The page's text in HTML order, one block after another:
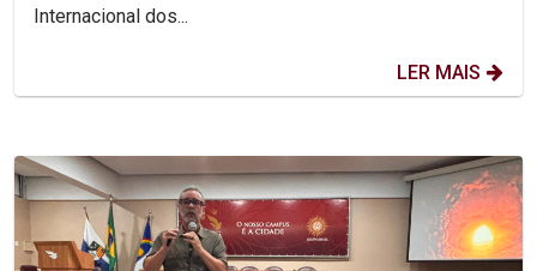
Internacional dos...
LER MAIS